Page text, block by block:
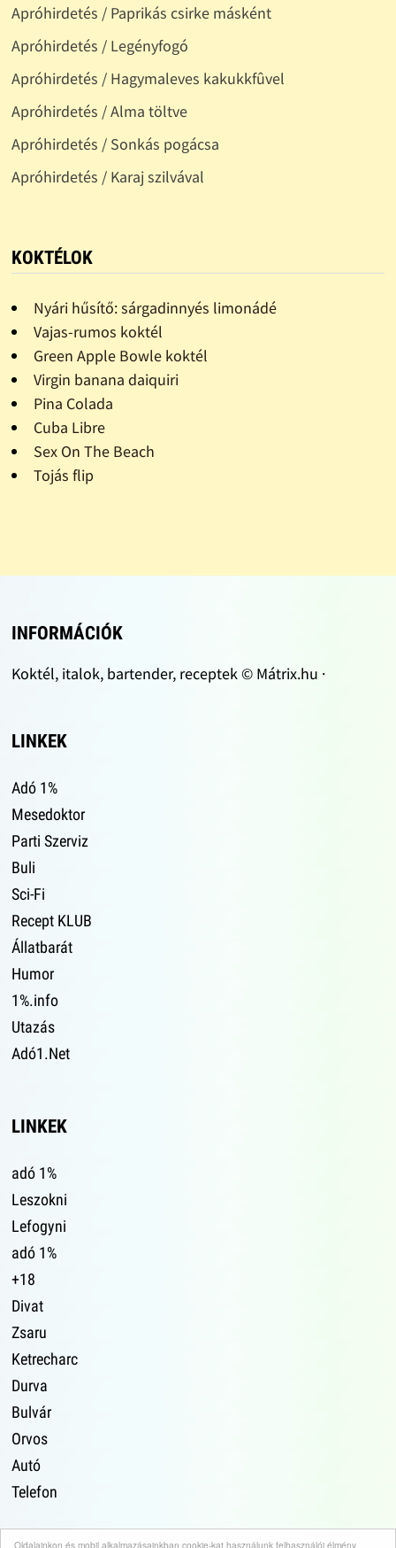
Oldalainkon és mobil alkalmazásainkban cookie-kat használunk felhasználói élmény
Apróhirdetés / Paprikás csirke másként
Apróhirdetés / Legényfogó
Apróhirdetés / Hagymaleves kakukkfûvel
Apróhirdetés / Alma töltve
Apróhirdetés / Sonkás pogácsa
Apróhirdetés / Karaj szilvával
KOKTÉLOK
Nyári hűsítő: sárgadinnyés limonádé
Vajas-rumos koktél
Green Apple Bowle koktél
Virgin banana daiquiri
Pina Colada
Cuba Libre
Sex On The Beach
Tojás flip
INFORMÁCIÓK
Koktél, italok, bartender, receptek © Mátrix.hu ·
LINKEK
Adó 1%
Mesedoktor
Parti Szerviz
Buli
Sci-Fi
Recept KLUB
Állatbarát
Humor
1%.info
Utazás
Adó1.Net
LINKEK
adó 1%
Leszokni
Lefogyni
adó 1%
+18
Divat
Zsaru
Ketrecharc
Durva
Bulvár
Orvos
Autó
Telefon